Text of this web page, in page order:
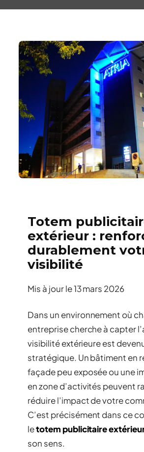
Totem
extérieur :
durablement
visibilité
Mis à jour le13 mars 2026
Dans un environnement où
entreprise cherche à capter
visibilité extérieure est
stratégique. Un bâtiment en
façade peu exposée ou une
en zone d’activités peuvent
réduire l’impact de votre
C’est précisément dans ce
letotem publicitaire
son sens.